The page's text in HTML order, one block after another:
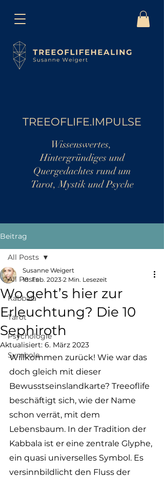
TREEOFLIFE.IMPULSE
Wissenswertes,
Hintergründiges und
Quergedachtes rund um
Tarot, Mystik und Psyche
Beitrag
All Posts
Kabbala
Tarot
Psychologie
Symbole
All Posts
Wo geht’s hier zur
Erleuchtung? Die 10
Sephiroth
Susanne Weigert
18. Feb. 2023 2 Min. Lesezeit
Aktualisiert: 6. März 2023
Willkommen zurück! Wie war das
doch gleich mit dieser
Bewusstseinslandkarte? Treeoflife
beschäftigt sich, wie der Name
schon verrät, mit dem
Lebensbaum. In der Tradition der
Kabbala ist er eine zentrale Glyphe,
ein quasi universelles Symbol. Es
versinnbildlicht den Fluss der